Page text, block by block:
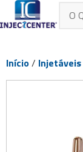
Início/ Injetáveis